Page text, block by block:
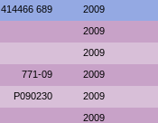
414466 689 2009
2009
2009
771-09 2009
P090230 2009
2009